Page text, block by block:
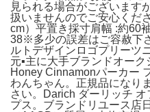
見られる場合がございます
扱いませんのでご安心くだ
cm）平置き採寸肩幅 :約60
38※多少の誤差はご容赦下
ルトデザインロゴプリーツ
元▪️主に大手ブランドオーク
Honey Cinnamonパーカー
わんちゃん。正規品になり
さい。Darich ダーリッチ
プス。ブランドリユース店